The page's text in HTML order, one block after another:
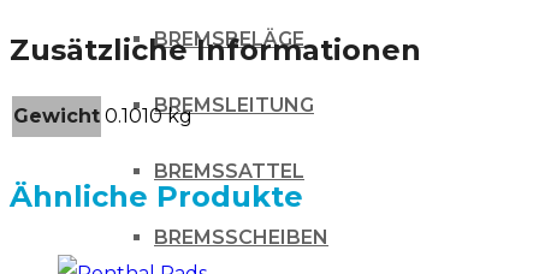
BREMSBELÄGE
BREMSLEITUNG
BREMSSATTEL
BREMSSCHEIBEN
Zusätzliche Informationen
Gewicht 0.1010 kg
Ähnliche Produkte